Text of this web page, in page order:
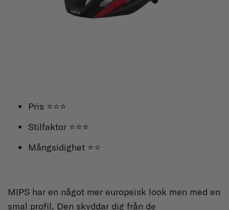
Pris ⭐⭐⭐
Stilfaktor ⭐⭐⭐
Mångsidighet ⭐⭐
MIPS har en något mer europeisk look men med en
smal profil. Den skyddar dig från de